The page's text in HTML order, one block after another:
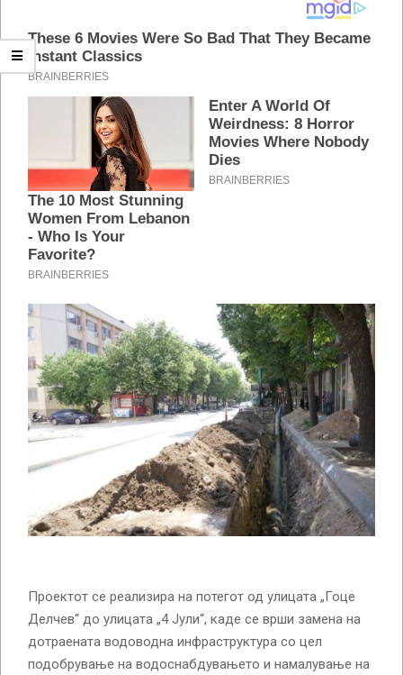
Проектот се реализира на потегот од улицата „Гоце
Делчев“ до улицата „4 Јули“, каде се врши замена на
дотраената водоводна инфраструктура со цел
подобрување на водоснабдувањето и намалување на